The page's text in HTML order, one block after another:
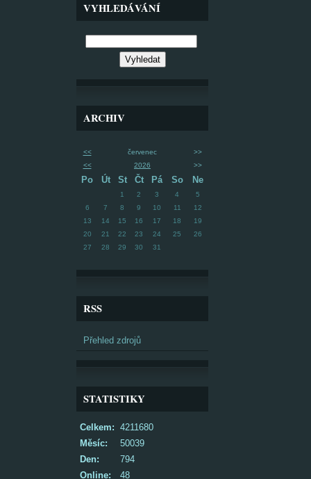
VYHLEDÁVÁNÍ
ARCHIV
<< červenec
>>
<<
2026 >>
Po Út St Čt Pá So Ne
1 2 3 4
5
6
7 8 9 10 11
12
13
14 15 16 17 18
19
20
21 22 23 24 25
26
27
28 29 30 31
RSS
Přehled zdrojů
STATISTIKY
Online: 48
Celkem: 4211680
Měsíc:
50039
Den:
794